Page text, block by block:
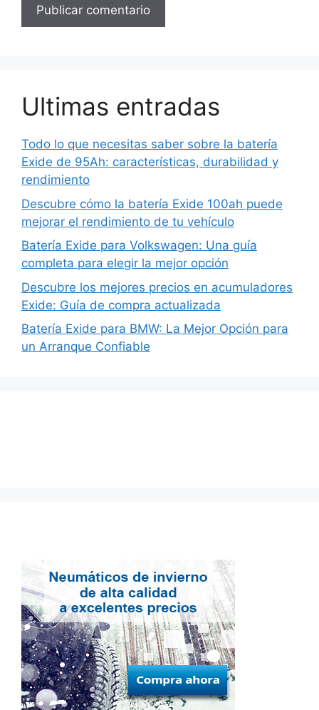
Ultimas entradas
Todo lo que necesitas saber sobre la batería
Exide de 95Ah: características, durabilidad y
rendimiento
Descubre cómo la batería Exide 100ah puede
mejorar el rendimiento de tu vehículo
Batería Exide para Volkswagen: Una guía
completa para elegir la mejor opción
Descubre los mejores precios en acumuladores
Exide: Guía de compra actualizada
Batería Exide para BMW: La Mejor Opción para
un Arranque Confiable